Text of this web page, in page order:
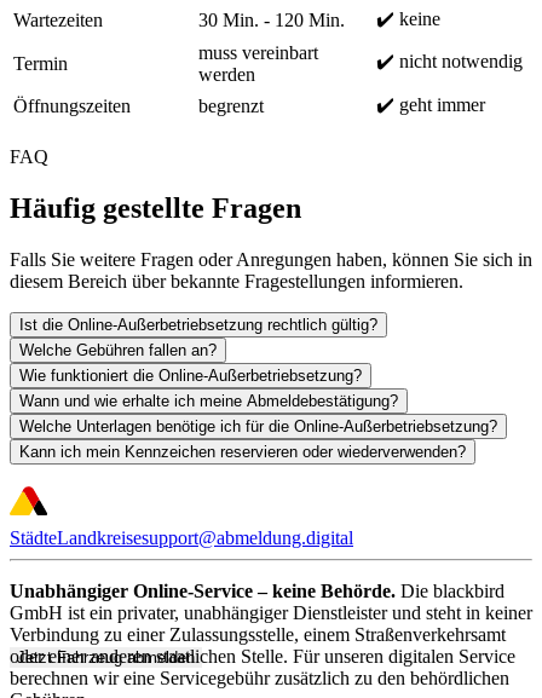
Wartezeiten
30 Min. - 120 Min. ✔️ keine
Termin
muss vereinbart
werden
✔️ nicht notwendig
Öffnungszeiten begrenzt ✔️ geht immer
FAQ
Häufig gestellte Fragen
Falls Sie weitere Fragen oder Anregungen haben, können Sie sich in
diesem Bereich über bekannte Fragestellungen informieren.
Ist die Online-Außerbetriebsetzung rechtlich gültig?
Welche Gebühren fallen an?
Wie funktioniert die Online-Außerbetriebsetzung?
Wann und wie erhalte ich meine Abmeldebestätigung?
Welche Unterlagen benötige ich für die Online-Außerbetriebsetzung?
Kann ich mein Kennzeichen reservieren oder wiederverwenden?
Jetzt Fahrzeug abmelden
StädteLandkreisesupport@abmeldung.digital
Unabhängiger Online-Service – keine Behörde. Die blackbird
GmbH ist ein privater, unabhängiger Dienstleister und steht in keiner
Verbindung zu einer Zulassungsstelle, einem Straßenverkehrsamt
oder einer anderen staatlichen Stelle. Für unseren digitalen Service
berechnen wir eine Servicegebühr zusätzlich zu den behördlichen